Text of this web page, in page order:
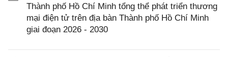
Thành phố Hồ Chí Minh tổng thể phát triển thương
mại điện tử trên địa bàn Thành phố Hồ Chí Minh
giai đoạn 2026 - 2030